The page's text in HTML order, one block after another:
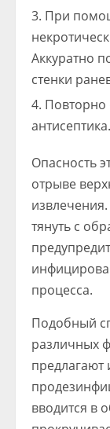
При
Аккуратно
стенки
Повторно
Опасность
отрыве
тянуть с
процесса.
Подобный
различных
предлагают
вводится в